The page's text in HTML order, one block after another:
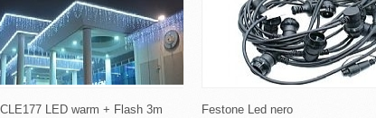
LED warm + Flash 3m
Festone Led nero